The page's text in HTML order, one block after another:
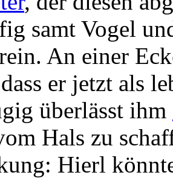
samt Vogel
An einer
er jetzt als
überlässt ihm
Hals zu
Hierl